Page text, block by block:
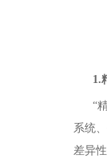
1.精
“精
系统
差异